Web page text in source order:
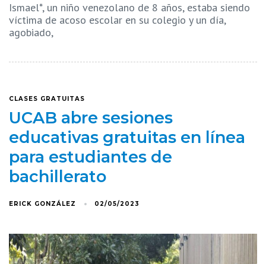
Ismael*, un niño venezolano de 8 años, estaba siendo
víctima de acoso escolar en su colegio y un día,
agobiado,
CLASES GRATUITAS
UCAB abre sesiones
educativas gratuitas en línea
para estudiantes de
bachillerato
ERICK GONZÁLEZ 02/05/2023